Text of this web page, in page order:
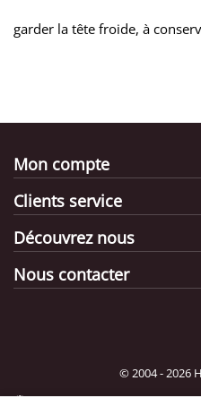
garder la tête froide, à
Mon compte
Clients service
Découvrez nous
Nous contacter
© 2004 - 2026